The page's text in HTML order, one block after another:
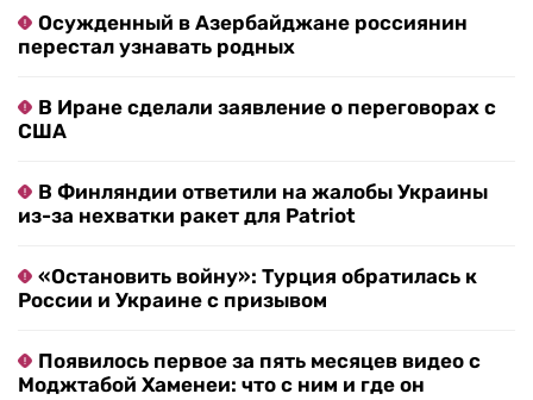
Осужденный в Азербайджане россиянин
перестал узнавать родных
В Иране сделали заявление о переговорах с
США
В Финляндии ответили на жалобы Украины
из-за нехватки ракет для Patriot
«Остановить войну»: Турция обратилась к
России и Украине с призывом
Появилось первое за пять месяцев видео с
Моджтабой Хаменеи: что с ним и где он